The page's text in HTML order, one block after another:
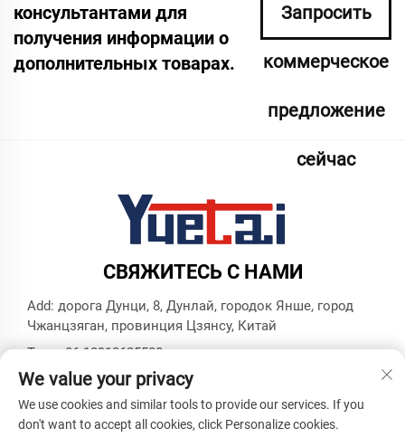
консультантами для
получения информации о
дополнительных товарах.
Запросить
коммерческое
предложение
сейчас
СВЯЖИТЕСЬ С НАМИ
Add: дорога Дунци, 8, Дунлай, городок Янше, город
Чжанцзяган, провинция Цзянсу, Китай
Тел.:+86 18913625580
Эл. почта: [email protected]
We value your privacy
We use cookies and similar tools to provide our services. If you
don't want to accept all cookies, click Personalize cookies.